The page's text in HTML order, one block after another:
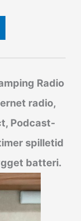
Radio
radio,
Podcast-
spilletid
batteri.